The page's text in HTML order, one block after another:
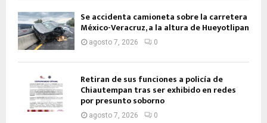
Se accidenta camioneta sobre la carretera
México-Veracruz, a la altura de Hueyotlipan
agosto 7, 2026 0
Retiran de sus funciones a policía de
Chiautempan tras ser exhibido en redes
por presunto soborno
agosto 7, 2026 0